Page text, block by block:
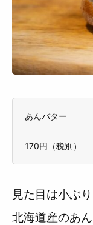
あんバター
170円（税別）
見た目は小ぶ
北海道産のあ